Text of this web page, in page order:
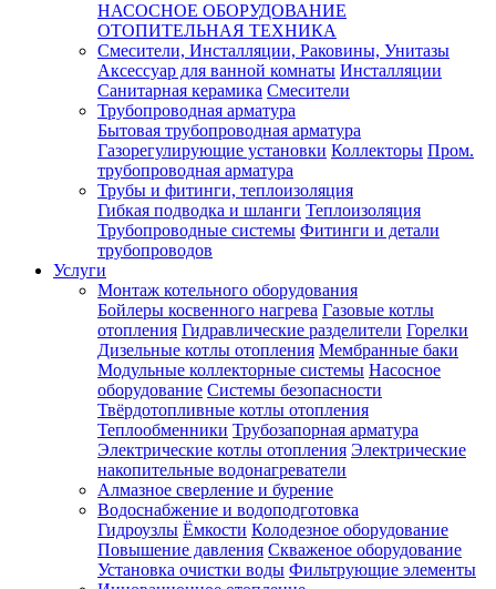
НАСОСНОЕ ОБОРУДОВАНИЕ
ОТОПИТЕЛЬНАЯ ТЕХНИКА
Смесители, Инсталляции, Раковины, Унитазы
Аксессуар для ванной комнаты Инсталляции
Санитарная керамика Смесители
Трубопроводная арматура
Бытовая трубопроводная арматура
Газорегулирующие установки Коллекторы Пром.
трубопроводная арматура
Трубы и фитинги, теплоизоляция
Гибкая подводка и шланги Теплоизоляция
Трубопроводные системы Фитинги и детали
трубопроводов
Услуги
Монтаж котельного оборудования
Бойлеры косвенного нагрева Газовые котлы
отопления Гидравлические разделители Горелки
Дизельные котлы отопления Мембранные баки
Модульные коллекторные системы Насосное
оборудование Системы безопасности
Твёрдотопливные котлы отопления
Теплообменники Трубозапорная арматура
Электрические котлы отопления Электрические
накопительные водонагреватели
Алмазное сверление и бурение
Водоснабжение и водоподготовка
Гидроузлы Ёмкости Колодезное оборудование
Повышение давления Скваженое оборудование
Установка очистки воды Фильтрующие элементы